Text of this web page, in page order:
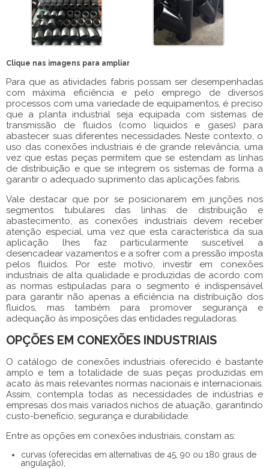
Clique nas imagens para ampliar
Para que as atividades fabris possam ser desempenhadas
com máxima eficiência e pelo emprego de diversos
processos com uma variedade de equipamentos, é preciso
que a planta industrial seja equipada com sistemas de
transmissão de fluidos (como líquidos e gases) para
abastecer suas diferentes necessidades. Neste contexto, o
uso das conexões industriaisé de grande relevância, uma
vez que estas peças permitem que se estendam as linhas
de distribuição e que se integrem os sistemas de forma a
garantir o adequado suprimento das aplicações fabris.
Vale destacar que por se posicionarem em junções nos
segmentos tubulares das linhas de distribuição e
abastecimento, as conexões industriaisdevem receber
atenção especial, uma vez que esta característica da sua
aplicação lhes faz particularmente suscetível a
desencadear vazamentos e a sofrer com a pressão imposta
pelos fluidos. Por este motivo, investir em conexões
industriais de alta qualidade e produzidas de acordo com
as normas estipuladas para o segmento é indispensável
para garantir não apenas a eficiência na distribuição dos
fluidos, mas também para promover segurança e
adequação às imposições das entidades reguladoras.
OPÇÕES EM CONEXÕES INDUSTRIAIS
O catálogo de conexões industriais oferecido é bastante
amplo e tem a totalidade de suas peças produzidas em
acato às mais relevantes normas nacionais e internacionais.
Assim, contempla todas as necessidades de indústrias e
empresas dos mais variados nichos de atuação, garantindo
custo-benefício, segurança e durabilidade.
Entre as opções em conexões industriais , constam as:
curvas (oferecidas em alternativas de 45, 90 ou 180 graus de
angulação),